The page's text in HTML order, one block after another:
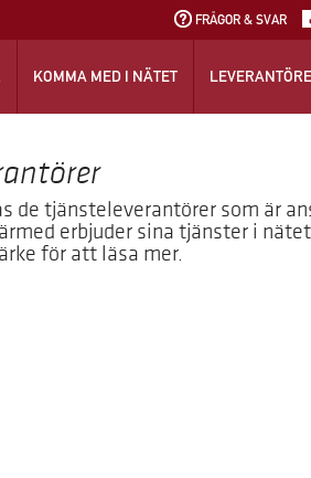
FRÅGOR & SVAR
KOMMA MED I NÄTET
de tjänsteleverantörer som är
erbjuder sina tjänster i
för att läsa mer.